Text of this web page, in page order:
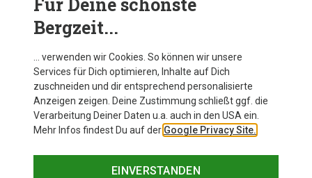
Bergzeit...
… verwenden wir Cookies. So können wir unsere
Services für Dich optimieren, Inhalte auf Dich
zuschneiden und dir entsprechend personalisierte
Anzeigen zeigen. Deine Zustimmung schließt ggf. die
Verarbeitung Deiner Daten u.a. auch in den USA ein.
Mehr Infos findest Du auf der Google Privacy Site.
EINVERSTANDEN